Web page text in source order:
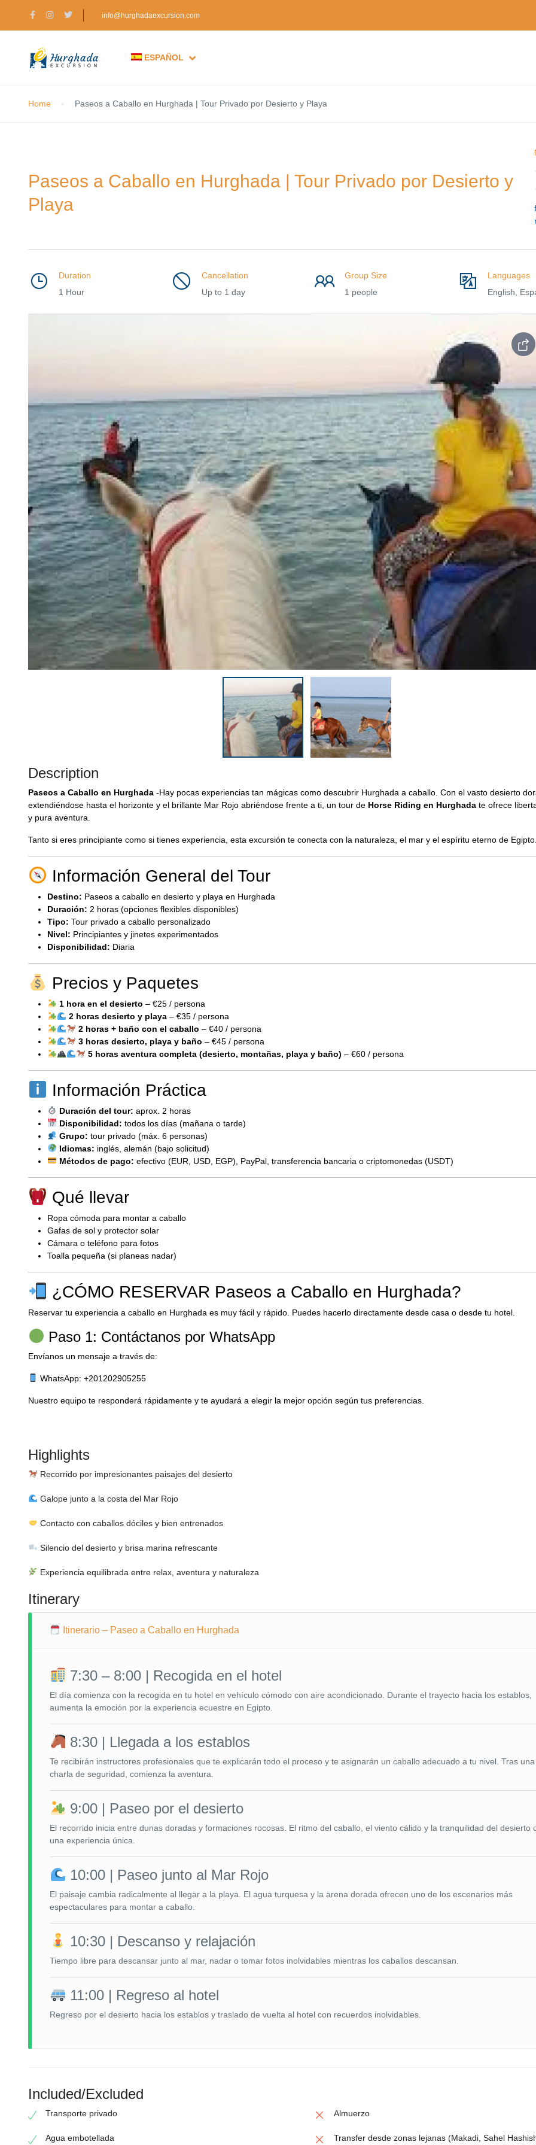
info@hurghadaexcursion.com
ESPAÑOL
Home Paseos a Caballo en Hurghada | Tour Privado por Desierto y Playa
Paseos a Caballo en Hurghada | Tour Privado por Desierto y
Playa
Duration
1 Hour
Cancellation
Up to 1 day
Group Size
1 people
Languages
English,
Description
Paseos a Caballo en Hurghada -Hay pocas experiencias tan mágicas como descubrir Hurghada a caballo. Con el vasto desierto
extendiéndose hasta el horizonte y el brillante Mar Rojo abriéndose frente a ti, un tour de Horse Riding en Hurghada te ofrece
y pura aventura.
Tanto si eres principiante como si tienes experiencia, esta excursión te conecta con la naturaleza, el mar y el espíritu eterno de Egipto.
Información General del Tour
Destino: Paseos a caballo en desierto y playa en Hurghada
Duración: 2 horas (opciones flexibles disponibles)
Tipo: Tour privado a caballo personalizado
Nivel: Principiantes y jinetes experimentados
Disponibilidad: Diaria
Precios y Paquetes
1 hora en el desierto – €25 / persona
2 horas desierto y playa– €35 / persona
2 horas + baño con el caballo – €40 / persona
3 horas desierto, playa y baño – €45 / persona
5 horas aventura completa (desierto, montañas, playa y baño) – €60 / persona
Información Práctica
Duración del tour: aprox. 2 horas
Disponibilidad: todos los días (mañana o tarde)
Grupo: tour privado (máx. 6 personas)
Idiomas: inglés, alemán (bajo solicitud)
Métodos de pago: efectivo (EUR, USD, EGP), PayPal, transferencia bancaria o criptomonedas (USDT)
Qué llevar
Ropa cómoda para montar a caballo
Gafas de sol y protector solar
Cámara o teléfono para fotos
Toalla pequeña (si planeas nadar)
¿CÓMO RESERVAR Paseos a Caballo en Hurghada?
Reservar tu experiencia a caballo en Hurghada es muy fácil y rápido. Puedes hacerlo directamente desde casa o desde tu hotel.
Paso 1: Contáctanos por WhatsApp
Envíanos un mensaje a través de:
WhatsApp: +201202905255
Nuestro equipo te responderá rápidamente y te ayudará a elegir la mejor opción según tus preferencias.
Highlights
Recorrido por impresionantes paisajes del desierto
Galope junto a la costa del Mar Rojo
Contacto con caballos dóciles y bien entrenados
Silencio del desierto y brisa marina refrescante
Experiencia equilibrada entre relax, aventura y naturaleza
Itinerary
Itinerario – Paseo a Caballo en Hurghada
7:30 – 8:00 | Recogida en el hotel
El día comienza con la recogida en tu hotel en vehículo cómodo con aire acondicionado. Durante el trayecto hacia los establos,
aumenta la emoción por la experiencia ecuestre en Egipto.
8:30 | Llegada a los establos
Te recibirán instructores profesionales que te explicarán todo el proceso y te asignarán un caballo adecuado a tu nivel. Tras
charla de seguridad, comienza la aventura.
9:00 | Paseo por el desierto
El recorrido inicia entre dunas doradas y formaciones rocosas. El ritmo del caballo, el viento cálido y la tranquilidad del desierto
una experiencia única.
10:00 | Paseo junto al Mar Rojo
El paisaje cambia radicalmente al llegar a la playa. El agua turquesa y la arena dorada ofrecen uno de los escenarios más
espectaculares para montar a caballo.
10:30 | Descanso y relajación
Tiempo libre para descansar junto al mar, nadar o tomar fotos inolvidables mientras los caballos descansan.
11:00 | Regreso al hotel
Regreso por el desierto hacia los establos y traslado de vuelta al hotel con recuerdos inolvidables.
Included/Excluded
Transporte privado
Agua embotellada
Almuerzo
Transfer desde zonas lejanas (Makadi, Sahel